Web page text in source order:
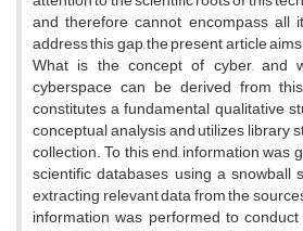
and therefore cannot encompass all
address this gap, the present article
What is the concept of cyber, and
cyberspace can be derived from
constitutes a fundamental qualitative
conceptual analysis and utilizes library
collection. To this end, information was
scientific databases using a snowball
extracting relevant data from the
information was performed to